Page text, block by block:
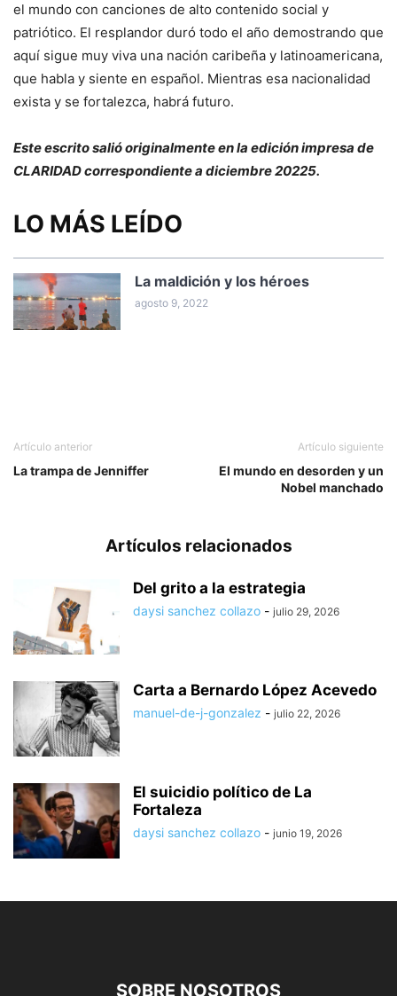
el mundo con canciones de alto contenido social y
patriótico. El resplandor duró todo el año demostrando que
aquí sigue muy viva una nación caribeña y latinoamericana,
que habla y siente en español. Mientras esa nacionalidad
exista y se fortalezca, habrá futuro.
Este escrito salió originalmente en la edición impresa de
CLARIDAD correspondiente a diciembre 20225.
LO MÁS LEÍDO
La maldición y los héroes
agosto 9, 2022
Artículo anterior
La trampa de Jenniffer
Artículo siguiente
El mundo en desorden y un
Nobel manchado
Artículos relacionados
Del grito a la estrategia
daysi sanchez collazo - julio 29, 2026
Carta a Bernardo López Acevedo
manuel-de-j-gonzalez - julio 22, 2026
El suicidio político de La
Fortaleza
daysi sanchez collazo - junio 19, 2026
SOBRE NOSOTROS